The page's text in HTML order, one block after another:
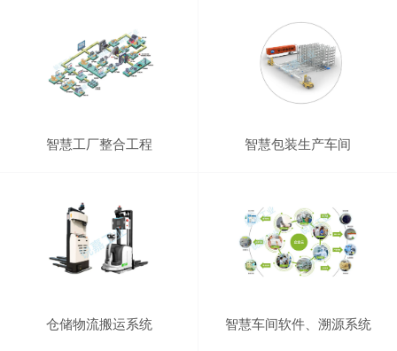
智慧工厂整合工程 智慧包装生产车间
仓储物流搬运系统 智慧车间软件、溯源系统